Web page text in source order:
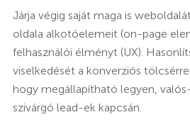
Járja végig saját maga is
oldala alkotóelemeit (on-page
felhasználói élményt (UX).
viselkedését a konverziós
hogy megállapítható legyen,
szivárgó lead-ek kapcsán.